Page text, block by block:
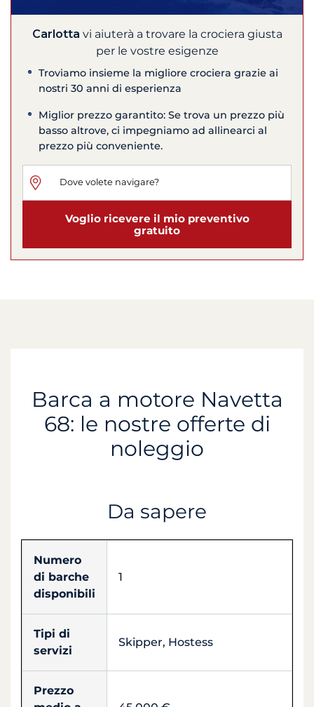
Carlotta vi aiuterà a trovare la crociera giusta
per le vostre esigenze
Troviamo insieme la migliore crociera grazie ai
nostri 30 anni di esperienza
Miglior prezzo garantito: Se trova un prezzo più
basso altrove, ci impegniamo ad allinearci al
prezzo più conveniente.
Voglio ricevere il mio preventivo
gratuito
Barca a motore Navetta
68: le nostre offerte di
noleggio
Da sapere
Numero
di barche
disponibili
1
Tipi di
servizi
Skipper, Hostess
Prezzo